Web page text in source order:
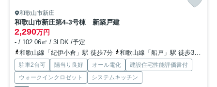
和歌山市新庄
和歌山市新庄第4-3号棟 新築戸建
2,290万円
- / 102.06㎡ / 3LDK /予定
和歌山線「紀伊小倉」駅 徒歩7分
和歌山線「船戸」駅 徒歩30分
駐車2台可 陽当り良好 オール電化
建設住宅性能評価書付
ウォークインクロゼット
システムキッチン